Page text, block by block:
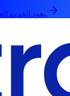
يعود الحدث العالمي لرؤية الذكاء الاصطناعي في 13 سبتمبر، حضورياً وعبر الإنترنت.